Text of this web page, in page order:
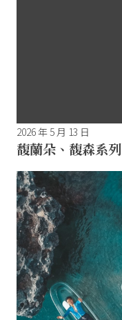
2026 年 5 月 13 日
馥蘭朵、馥森系